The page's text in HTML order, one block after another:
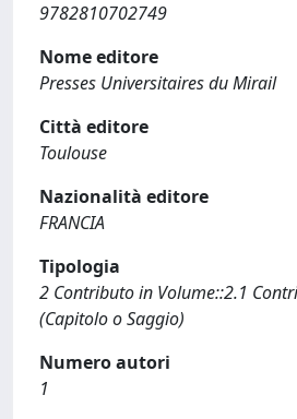
9782810702749
Nome editore
Presses Universitaires du Mirail
Città editore
Toulouse
Nazionalità editore
FRANCIA
Tipologia
2 Contributo in Volume::2.1
(Capitolo o Saggio)
Numero autori
1